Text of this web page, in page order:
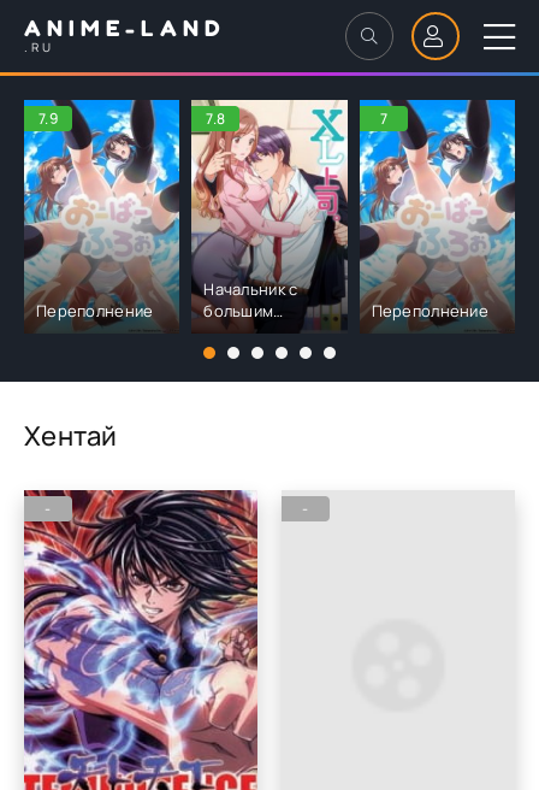
ANIME-LAND
.RU
7.9
Переполнение
7.8
Начальник с
большим
размером
7
Переполнение
Хентай
- -